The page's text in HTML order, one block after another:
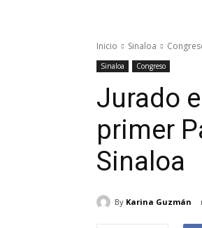
Inicio Sinaloa
Sinaloa Congreso
Jurado
primer
Sinaloa
By Karina Guzmán